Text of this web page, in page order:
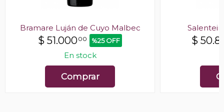
Bramare Luján de Cuyo Malbec
$ 51.00000 %25 OFF
En stock
Comprar
$